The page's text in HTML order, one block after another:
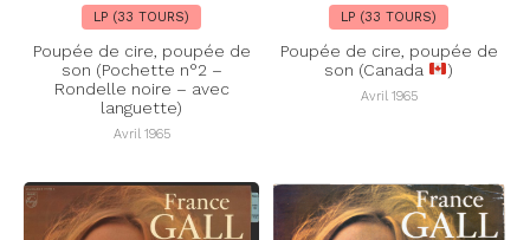
LP (33 TOURS)
Poupée de cire, poupée de
son (Pochette n°2 –
Rondelle noire – avec
languette)
Avril 1965
LP (33 TOURS)
Poupée de cire, poupée de
son (Canada
)
Avril 1965